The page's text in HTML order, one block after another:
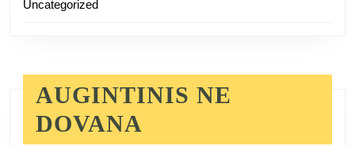
Uncategorized
AUGINTINIS NE
DOVANA